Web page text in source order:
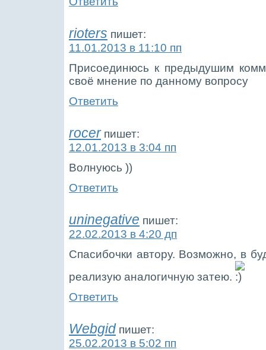
rioters пишет:
11.01.2013 в 11:10 пп
Присоединюсь к предыдушим
своё мнение по данному вопросу
Ответить
rocer пишет:
12.01.2013 в 3:04 пп
Волнуюсь ))
Ответить
uninegative пишет:
22.02.2013 в 4:20 дп
Спасибочки автору. Возможно, в
реализую аналогичную затею.
Ответить
Webgid пишет:
25.02.2013 в 5:02 пп